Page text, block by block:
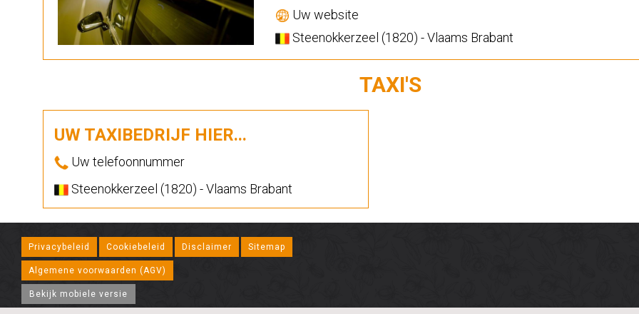
Uw website
Steenokkerzeel (1820) - Vlaams Brabant
TAXI'S
UW TAXIBEDRIJF HIER...
Uw telefoonnummer
Steenokkerzeel (1820) - Vlaams Brabant
Privacybeleid Cookiebeleid Disclaimer Sitemap
Algemene voorwaarden (AGV)